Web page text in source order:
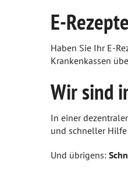
Neurologie
E-
Haben Sie Ihr E-
Krankenkassen
Wir sind
In einer
und schneller
Und übrigens: